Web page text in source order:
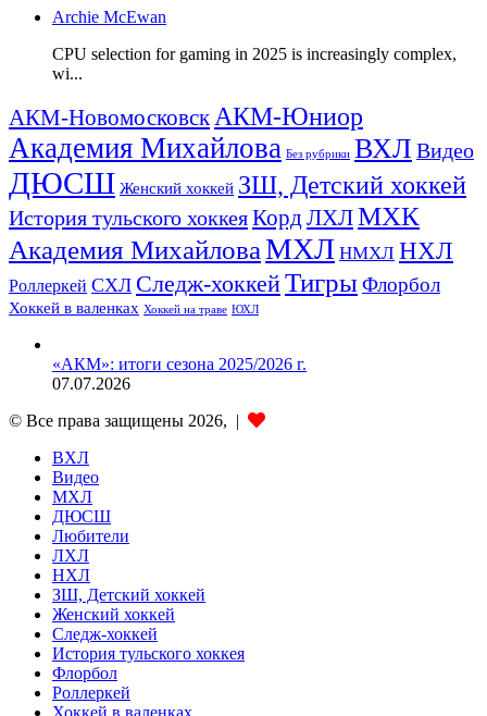
Archie McEwan
CPU selection for gaming in 2025 is increasingly complex,
wi...
АКМ-Новомосковск АКМ-Юниор
Академия Михайлова Без рубрики ВХЛ Видео
ДЮСШ Женский хоккей ЗШ, Детский хоккей
История тульского хоккеяКорд ЛХЛМХК
Академия МихайловаМХЛ НМХЛ НХЛ
Роллеркей СХЛ Следж-хоккейТигрыФлорбол
Хоккей в валенках Хоккей на траве ЮХЛ
«АКМ»: итоги сезона 2025/2026 г.
07.07.2026
© Все права защищены 2026, |
ВХЛ
Видео
МХЛ
ДЮСШ
Любители
ЛХЛ
НХЛ
ЗШ, Детский хоккей
Женский хоккей
Следж-хоккей
История тульского хоккея
Флорбол
Роллеркей
Хоккей в валенках